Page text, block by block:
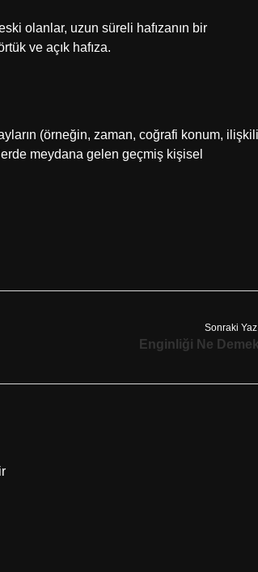
olanlar, uzun süreli hafızanın bir
ve açık hafıza.
(örneğin, zaman, coğrafi konum, ilişkili
meydana gelen geçmiş kişisel
Sonraki
Enginliği Ne